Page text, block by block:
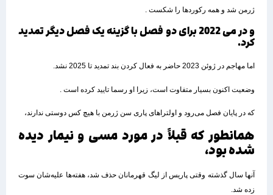
ژرمن شد و همه رکوردها را شکست .
و در می 2022 برای دو فصل با گزینه یک فصل دیگر تمدید
کرد.
اما مهاجم در ژوئن 2023 حاضر به فعال کردن بند تمدید تا 2025 نشد.
وضعیت اکنون بسیار متفاوت است، زیرا او رسما تایید کرده است .
که در پایان فصل می‌رود و اولتراهای پاری سن ژرمن با هیچ کس دوستی ندارند،
همانطور که قبلاً در مورد مسی و نیمار دیده
شده بود،
آنها سال گذشته وقتی پاریس از لیگ قهرمانان حذف شد، هفته‌ها علیه‌شان سوت
زده شد.